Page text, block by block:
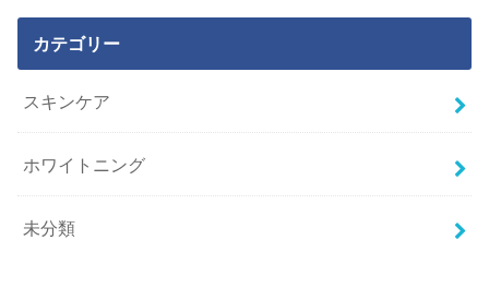
カテゴリー
スキンケア
ホワイトニング
未分類